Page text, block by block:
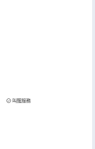
叫醒服務